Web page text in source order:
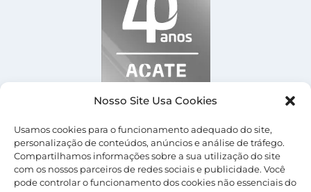
Nosso Site Usa Cookies
Usamos cookies para o funcionamento adequado do site,
personalização de conteúdos, anúncios e análise de tráfego.
Compartilhamos informações sobre a sua utilização do site
com os nossos parceiros de redes sociais e publicidade. Você
pode controlar o funcionamento dos cookies não essenciais do
© 2026 Central Server |Termos de Uso |Política